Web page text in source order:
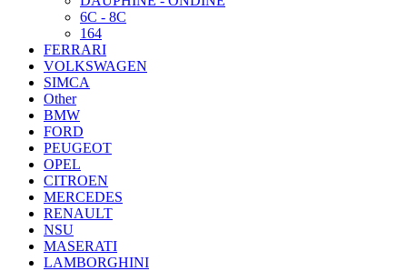
6C - 8C
164
FERRARI
VOLKSWAGEN
SIMCA
Other
BMW
FORD
PEUGEOT
OPEL
CITROEN
MERCEDES
RENAULT
NSU
MASERATI
LAMBORGHINI